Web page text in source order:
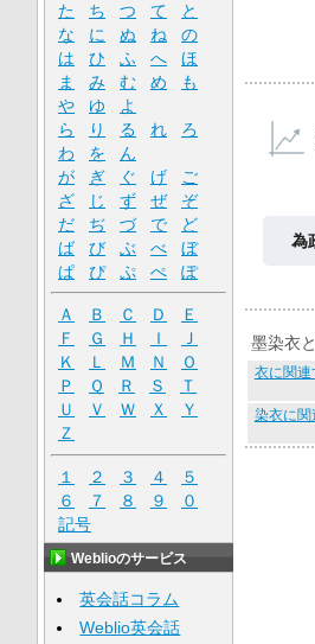
為
墨染衣
衣に関連
染衣に関
た
ち つ て
と
な
に ぬ ね
の
は
ひ ふ へ
ほ
ま
み む め
も
や
ゆ
よ
ら
り る れ
ろ
わ
を
ん
が
ぎ ぐ げ
ご
ざ
じ ず ぜ
ぞ
だ
ぢ づ で
ど
ば
び ぶ べ
ぼ
ぱ
ぴ ぷ ぺ ぽ
Ａ Ｂ Ｃ Ｄ
Ｅ
Ｆ
Ｇ Ｈ Ｉ
Ｊ
Ｋ
Ｌ Ｍ Ｎ
Ｏ
Ｐ
Ｑ Ｒ Ｓ
Ｔ
Ｕ
Ｖ Ｗ Ｘ
Ｙ
Ｚ
１ ２ ３ ４
５
６
７ ８ ９
０
記号
Weblioのサービス
英会話コラム
Weblio英会話